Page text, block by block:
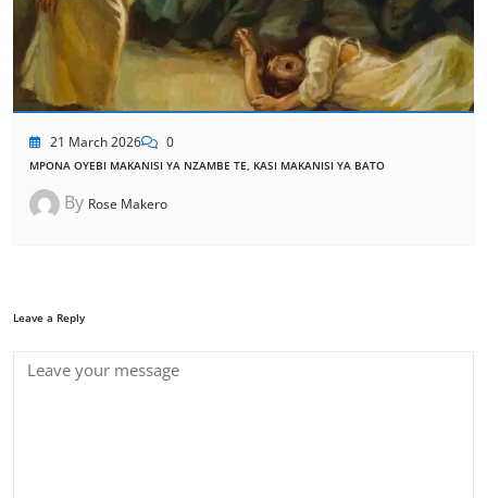
21 March 2026 0
MPONA OYEBI MAKANISI YA NZAMBE TE, KASI MAKANISI YA BATO
By Rose Makero
Leave a Reply